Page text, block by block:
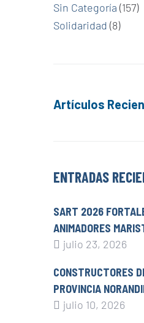
Sin Categoría (157)
Solidaridad (8)
Artículos
ENTRADAS
SART 2026
ANIMADORES
julio 23, 2026
CONSTRUCTORES
PROVINCIA
julio 10, 2026